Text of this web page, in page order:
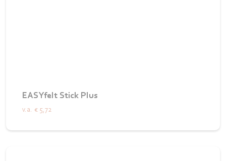
EASYfelt Stick Plus
v.a. € 5,72